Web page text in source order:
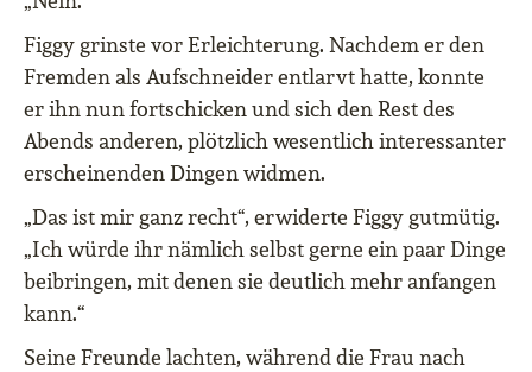
Figgy grinste vor Erleichterung. Nachdem er den
Fremden als Aufschneider entlarvt hatte, konnte
er ihn nun fortschicken und sich den Rest des
Abends anderen, plötzlich wesentlich interessanter
erscheinenden Dingen widmen.
„Das ist mir ganz recht“, erwiderte Figgy gutmütig.
„Ich würde ihr nämlich selbst gerne ein paar Dinge
beibringen, mit denen sie deutlich mehr anfangen
kann.“
Seine Freunde lachten, während die Frau nach